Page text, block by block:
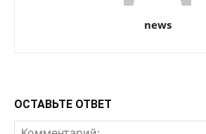
news
ОСТАВЬТЕ ОТВЕТ